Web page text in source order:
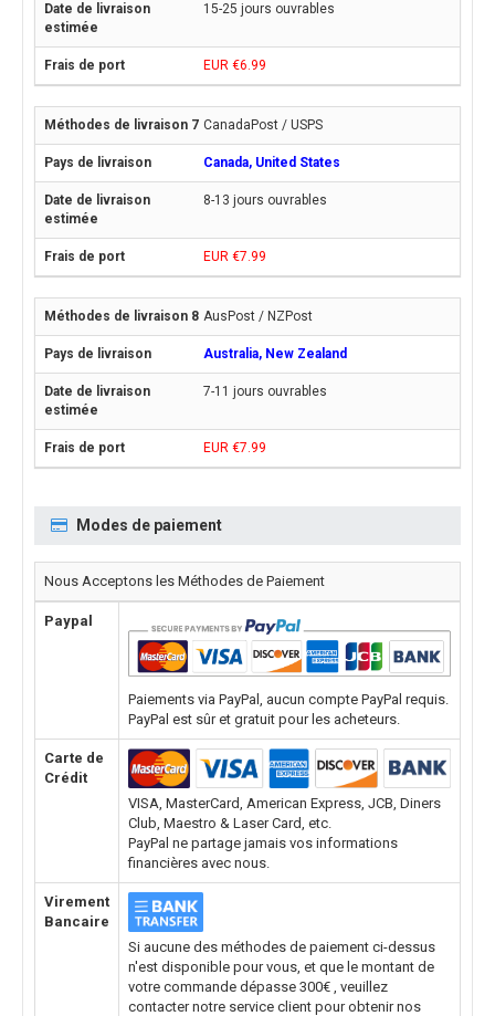
15-25 jours ouvrables
EUR €6.99
CanadaPost / USPS
Canada, United States
8-13 jours ouvrables
EUR €7.99
AusPost / NZPost
Australia, New Zealand
7-11 jours ouvrables
EUR €7.99
Modes de paiement
Nous Acceptons les Méthodes de Paiement
Paypal
Paiements via PayPal, aucun compte PayPal requis.
PayPal est sûr et gratuit pour les acheteurs.
Carte de
Crédit
VISA, MasterCard, American Express, JCB, Diners
Club, Maestro & Laser Card, etc.
PayPal ne partage jamais vos informations
financières avec nous.
Virement
Bancaire
Si aucune des méthodes de paiement ci-dessus
n'est disponible pour vous, et que le montant de
votre commande dépasse 300€ , veuillez
contacter notre service client pour obtenir nos